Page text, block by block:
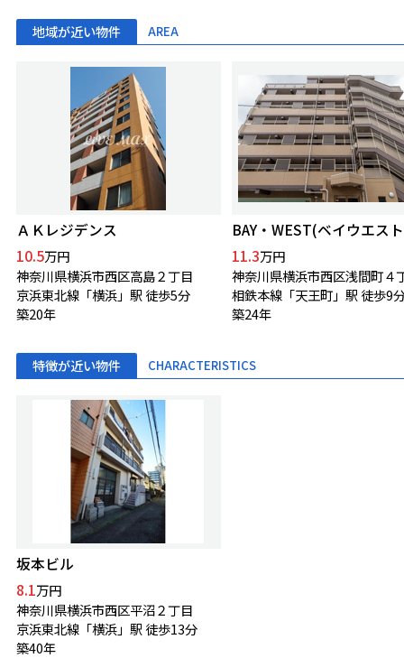
地域が近い物件 AREA
ＡＫレジデンス
10.5万円
神奈川県横浜市西区高島２丁目
京浜東北線「横浜」駅 徒歩5分
築20年
BAY・WEST(ベイウエス
11.3万円
神奈川県横浜市西区浅間町４
相鉄本線「天王町」駅 徒歩9
築24年
特徴が近い物件 CHARACTERISTICS
坂本ビル
8.1万円
神奈川県横浜市西区平沼２丁目
京浜東北線「横浜」駅 徒歩13分
築40年